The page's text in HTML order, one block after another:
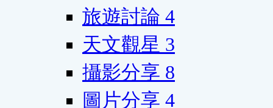
旅遊討論 4
天文觀星 3
攝影分享 8
圖片分享 4